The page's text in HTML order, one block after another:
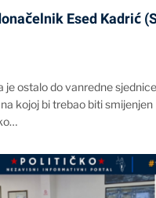
Esed Kadrić
je ostalo do vanredne
kojoj bi trebao biti smijenjen